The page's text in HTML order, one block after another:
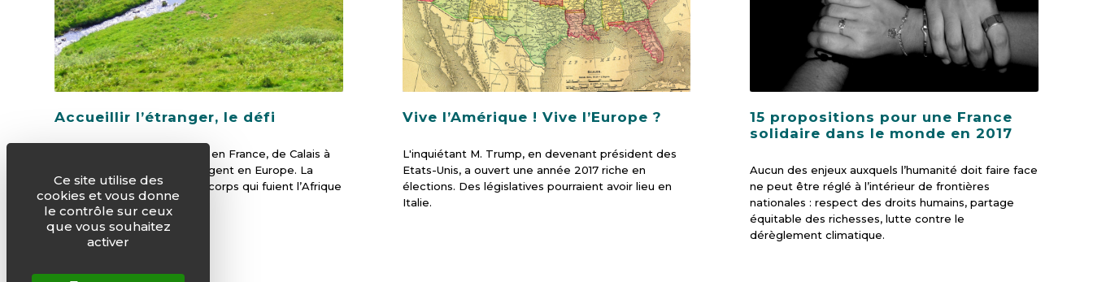
Accueillir l’étranger, le défi
Des étrangers sont parqués en France, de Calais à
Vintimille. Des barrières s’érigent en Europe. La
Méditerranée engloutit des corps qui fuient l’Afrique
ou le Moyen-Orient.
Vive l’Amérique ! Vive l’Europe ?
L'inquiétant M. Trump, en devenant président des
Etats-Unis, a ouvert une année 2017 riche en
élections. Des législatives pourraient avoir lieu en
Italie.
15 propositions pour une France
solidaire dans le monde en 2017
Aucun des enjeux auxquels l’humanité doit faire face
ne peut être réglé à l’intérieur de frontières
nationales : respect des droits humains, partage
équitable des richesses, lutte contre le
dérèglement climatique.
Ce site utilise des
cookies et vous donne
le contrôle sur ceux
que vous souhaitez
activer